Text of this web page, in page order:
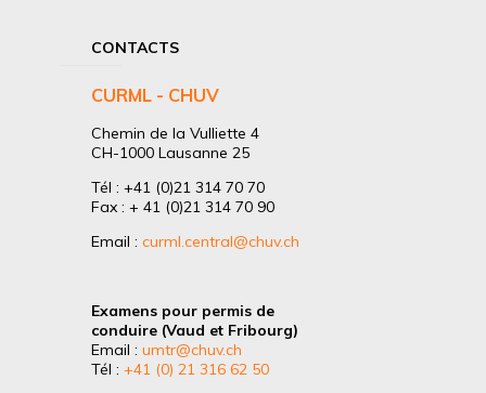
CONTACTS
CURML - CHUV
Chemin de la Vulliette 4
CH-1000 Lausanne 25
Tél : +41 (0)21 314 70 70
Fax : + 41 (0)21 314 70 90
Email : curml.central@chuv.ch
Examens pour permis de
conduire (Vaud et Fribourg)
Email : umtr@chuv.ch
Tél : +41 (0) 21 316 62 50